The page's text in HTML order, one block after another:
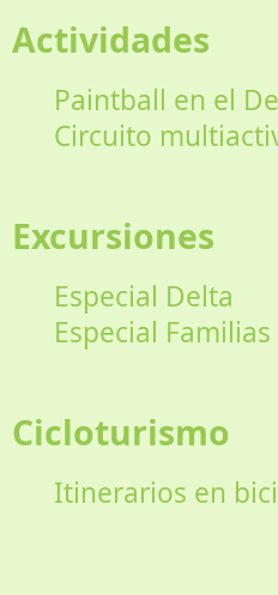
Actividades
Paintball en el
Circuito
Excursiones
Especial Delta
Especial
Cicloturismo
Itinerarios en